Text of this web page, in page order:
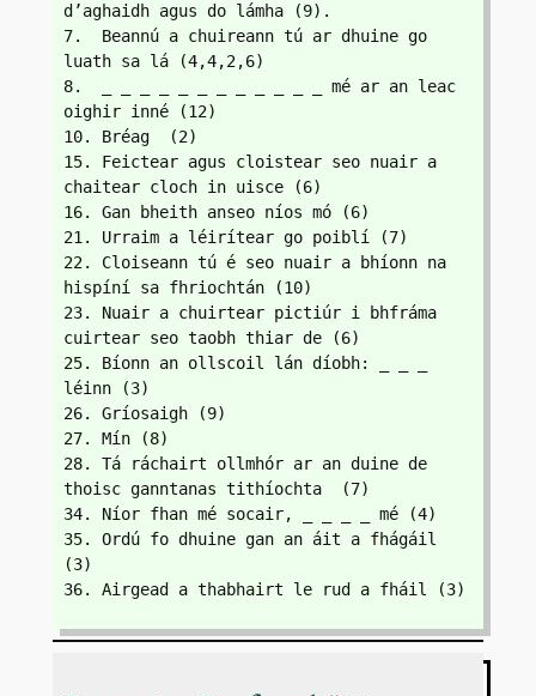
d’aghaidh agus do lámha (9).
7.  Beannú a chuireann tú ar dhuine go
luath sa lá (4,4,2,6)
8.  _ _ _ _ _ _ _ _ _ _ _ _ mé ar an leac
oighir inné (12)
10. Bréag  (2)
15. Feictear agus cloistear seo nuair a
chaitear cloch in uisce (6)
16. Gan bheith anseo níos mó (6)
21. Urraim a léirítear go poiblí (7)
22. Cloiseann tú é seo nuair a bhíonn na
hispíní sa fhriochtán (10)
23. Nuair a chuirtear pictiúr i bhfráma
cuirtear seo taobh thiar de (6)
25. Bíonn an ollscoil lán díobh: _ _ _
léinn (3)
26. Gríosaigh (9)
27. Mín (8)
28. Tá ráchairt ollmhór ar an duine de
thoisc ganntanas tithíochta  (7)
34. Níor fhan mé socair, _ _ _ _ mé (4)
35. Ordú fo dhuine gan an áit a fhágáil
(3)
36. Airgead a thabhairt le rud a fháil (3)